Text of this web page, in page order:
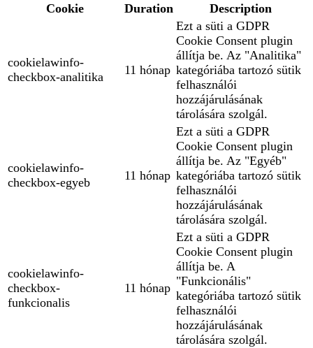
Cookie
Duration Description
cookielawinfo-
checkbox-analitika
11 hónap
Ezt a süti a GDPR
Cookie Consent plugin
állítja be. Az "Analitika"
kategóriába tartozó sütik
felhasználói
hozzájárulásának
tárolására szolgál.
cookielawinfo-
checkbox-egyeb
11 hónap
Ezt a süti a GDPR
Cookie Consent plugin
állítja be. Az "Egyéb"
kategóriába tartozó sütik
felhasználói
hozzájárulásának
tárolására szolgál.
cookielawinfo-
checkbox-
funkcionalis
11 hónap
Ezt a süti a GDPR
Cookie Consent plugin
állítja be. A
"Funkcionális"
kategóriába tartozó sütik
felhasználói
hozzájárulásának
tárolására szolgál.